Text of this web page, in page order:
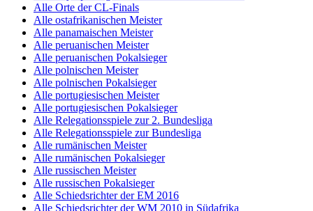
Alle Orte der CL-Finals
Alle ostafrikanischen Meister
Alle panamaischen Meister
Alle peruanischen Meister
Alle peruanischen Pokalsieger
Alle polnischen Meister
Alle polnischen Pokalsieger
Alle portugiesischen Meister
Alle portugiesischen Pokalsieger
Alle Relegationsspiele zur 2. Bundesliga
Alle Relegationsspiele zur Bundesliga
Alle rumänischen Meister
Alle rumänischen Pokalsieger
Alle russischen Meister
Alle russischen Pokalsieger
Alle Schiedsrichter der EM 2016
Alle Schiedsrichter der WM 2010 in Südafrika